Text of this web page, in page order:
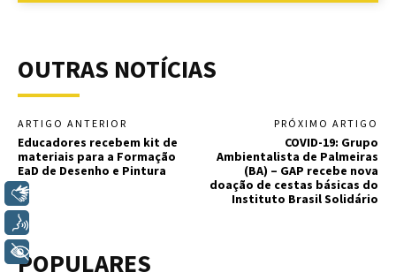
OUTRAS NOTÍCIAS
ARTIGO ANTERIOR
Educadores recebem kit de
materiais para a Formação
EaD de Desenho e Pintura
PRÓXIMO ARTIGO
COVID-19: Grupo
Ambientalista de Palmeiras
(BA) – GAP recebe nova
doação de cestas básicas do
Instituto Brasil Solidário
POPULARES